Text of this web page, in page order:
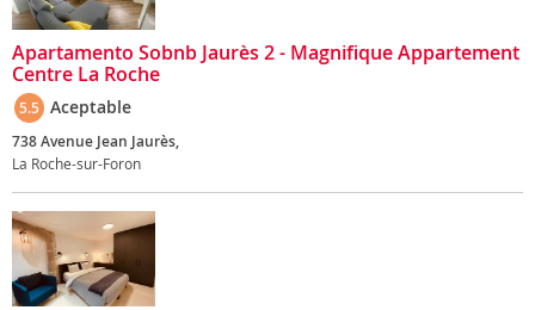
Apartamento Sobnb Jaurès 2 - Magnifique Appartement
Centre La Roche
5.5 Aceptable
738 Avenue Jean Jaurès,
La Roche-sur-Foron